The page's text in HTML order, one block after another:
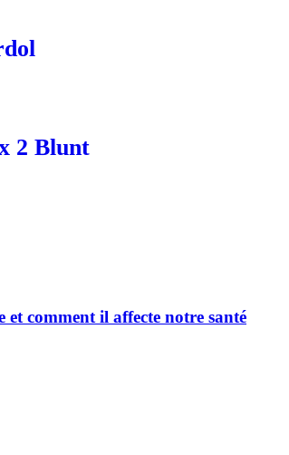
2 Blunt
comment il affecte notre santé